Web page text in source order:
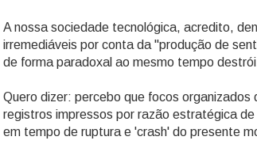
A nossa sociedade tecnológica, acredito,
irremediáveis por conta da "produção de
de forma paradoxal ao mesmo tempo
Quero dizer: percebo que focos
registros impressos por razão estratégica
em tempo de ruptura e 'crash' do presente